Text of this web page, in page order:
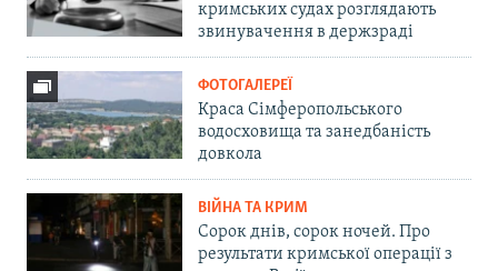
кримських судах розглядають
звинувачення в держзраді
ФОТОГАЛЕРЕЇ
Краса Сімферопольського
водосховища та занедбаність
довкола
ВІЙНА ТА КРИМ
Сорок днів, сорок ночей. Про
результати кримської операції з